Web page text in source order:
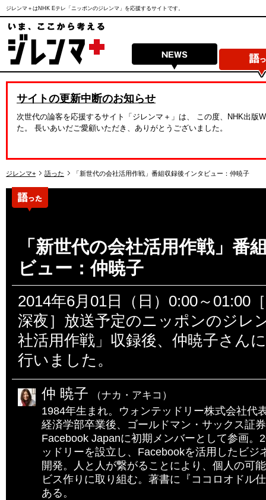
ジレンマ＋はNHK Eテレ「ニッポンのジレンマ」を応援するサイトです。
サイトの更新中断のお知らせ
次世代の論客を応援するサイト「ジレンマ＋」は、 この度、NHK出
た。 長いあいだご愛顧いただき、ありがとうございました。
ジレンマ+ 語った 「新世代の会社活用作戦」番組収録後インタビュー：仲暁子
「新世代の会社活用作戦」番
ビュー：仲暁子
2014年6月01日（日）0:00～01:00
深夜］放送予定のニッポンのジレ
社活用作戦」収録後、仲暁子さん
行いました。
仲 暁子 （ナカ・アキコ）
1984年生まれ。ウォンテッドリー株式会社代
経済学部卒業後、ゴールドマン・サックス証
Facebook Japanに初期メンバーとして参画。
ッドリーを設立し、Facebookを活用したビジ
開発。人と人が繋がることにより、個人の可
ビス作りに取り組む。著書に『ココロオドル
ある。